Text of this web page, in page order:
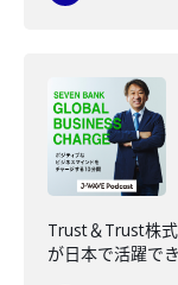
Trust＆Trust株
が日本で活躍で